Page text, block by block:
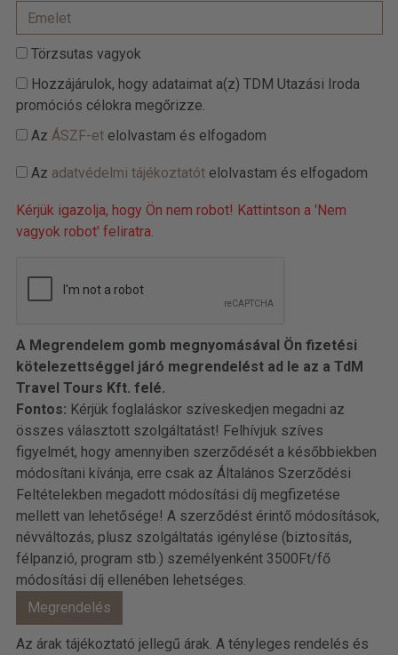
Törzsutas vagyok
Hozzájárulok, hogy adataimat a(z) TDM Utazási Iroda
promóciós célokra megőrizze.
Az ÁSZF-etelolvastam és elfogadom
Az adatvédelmi tájékoztatótelolvastam és elfogadom
Kérjük igazolja, hogy Ön nem robot! Kattintson a 'Nem
vagyok robot' feliratra.
A Megrendelem gomb megnyomásával Ön fizetési
kötelezettséggel járó megrendelést ad le az a TdM
Travel Tours Kft. felé.
Fontos: Kérjük foglaláskor szíveskedjen megadni az
összes választott szolgáltatást! Felhívjuk szíves
figyelmét, hogy amennyiben szerződését a későbbiekben
módosítani kívánja, erre csak az Általános Szerződési
Feltételekben megadott módosítási díj megfizetése
mellett van lehetősége! A szerződést érintő módosítások,
névváltozás, plusz szolgáltatás igénylése (biztosítás,
félpanzió, program stb.) személyenként 3500Ft/fő
módosítási díj ellenében lehetséges.
Az árak tájékoztató jellegű árak. A tényleges rendelés és